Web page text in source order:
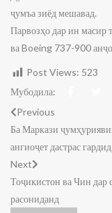
ҷумъа зиёд мешавад.
Парвозҳо дар ин
ва Boeing 737-900
Post Views: 523
Мубодила:
Previous
Ба Маркази
ангиоҷет дастрас гардид
Next
Тоҷикистон ва Чин
расониданд